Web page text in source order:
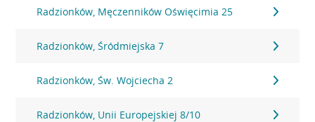
Radzionków, Męczenników Oświęcimia 25
Radzionków, Śródmiejska 7
Radzionków, Św. Wojciecha 2
Radzionków, Unii Europejskiej 8/10